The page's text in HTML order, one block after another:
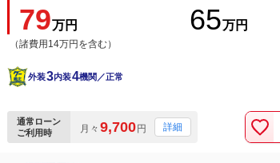
79万円
（諸費用14万円を含む）
65万円
外装3内装4機関／正常
通常ローン
ご利用時
月々 9,700円 詳細